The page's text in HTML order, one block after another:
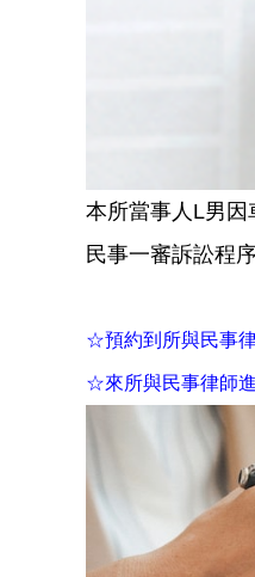
本所當事人L男
民事一審訴訟程
☆預約到所與民事
☆來所與民事律師